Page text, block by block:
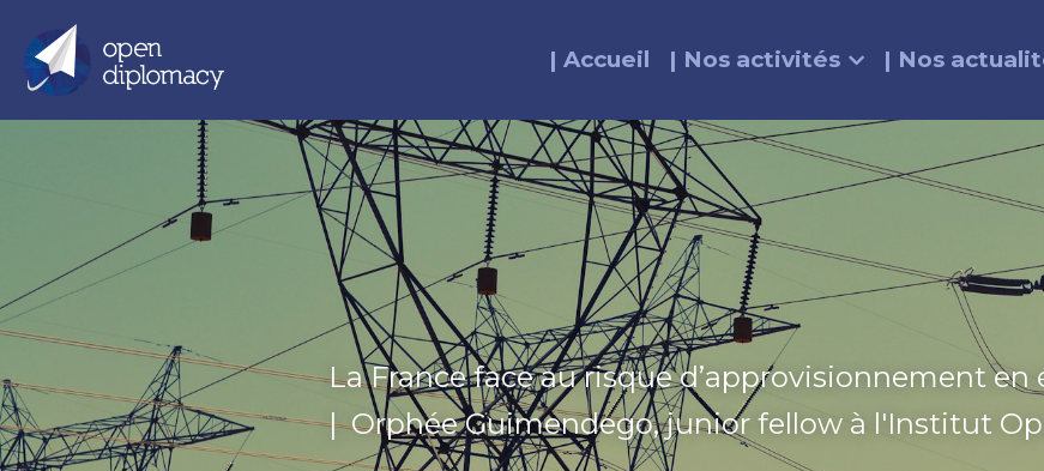
| Accueil | Nos activités | Nos
La France face au risque d’approvisionnement
| Orphée Guimendego, junior fellow à l'Institut